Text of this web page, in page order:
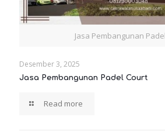
Jasa Pembangunan
Desember 3, 2025
Jasa Pembangunan Padel Court
Read more